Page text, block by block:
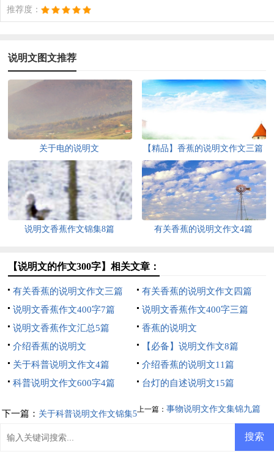
推荐度：
说明文图文推荐
关于电的说明文 【精品】香蕉的说明文作文三篇
说明文香蕉作文锦集8篇 有关香蕉的说明文作文4篇
【说明文的作文300字】相关文章：
有关香蕉的说明文作文三篇
有关香蕉的说明文作文四篇
说明文香蕉作文400字7篇
说明文香蕉作文400字三篇
说明文香蕉作文汇总5篇
香蕉的说明文
介绍香蕉的说明文
【必备】说明文作文8篇
关于科普说明文作文4篇
介绍香蕉的说明文11篇
科普说明文作文600字4篇
台灯的自述说明文15篇
上一篇： 事物说明文作文集锦九篇
下一篇： 关于科普说明文作文锦集5